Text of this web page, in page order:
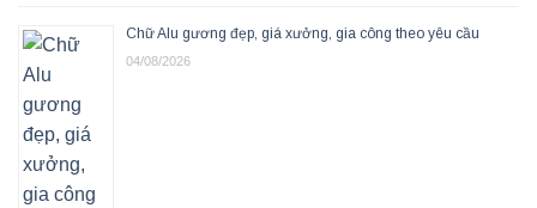
Chữ Alu gương đẹp, giá xưởng, gia công theo yêu cầu
04/08/2026